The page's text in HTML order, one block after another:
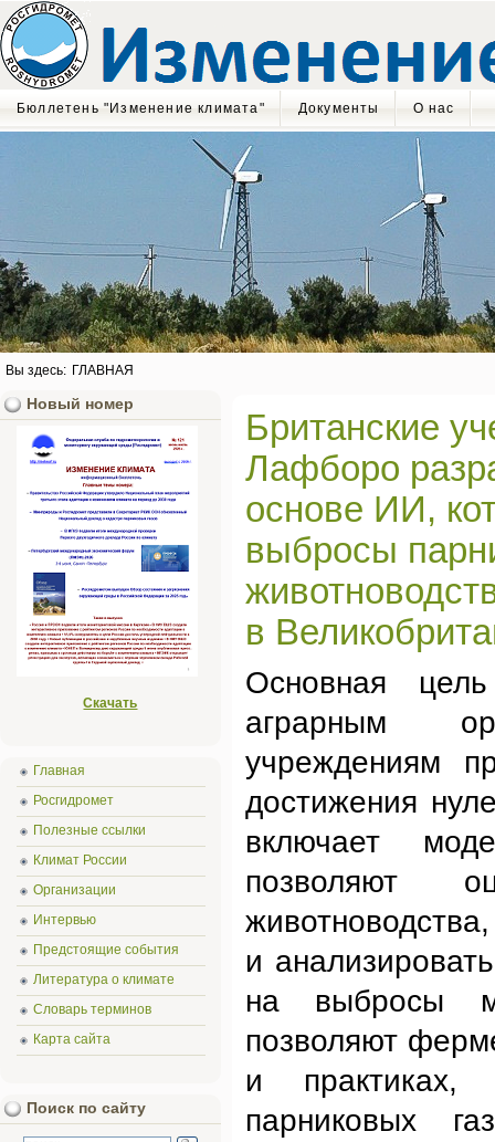
Бюллетень "Изменение климата" Документы О нас
Вы здесь: ГЛАВНАЯ
Британские
Лафборо
основе ИИ,
выбросы
в
Основная
аграрным
учреждениям
достижения
включает
позволяют
и
на выбросы
позволяют
и практиках,
парниковых
Новый номер
Скачать
Главная
Росгидромет
Полезные ссылки
Климат России
Организации
Интервью
Предстоящие события
Литература о климате
Словарь терминов
Карта сайта
Поиск по сайту